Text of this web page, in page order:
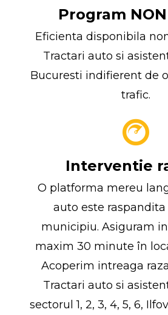
Program NON
Eficienta disponibila
Tractari auto si
Bucuresti indifierent de
trafic.
Interventie
O platforma mereu
auto este
municipiu. Asiguram
maxim 30 minute în
Acoperim intreaga
Tractari auto si
sectorul 1, 2, 3, 4, 5, 6,